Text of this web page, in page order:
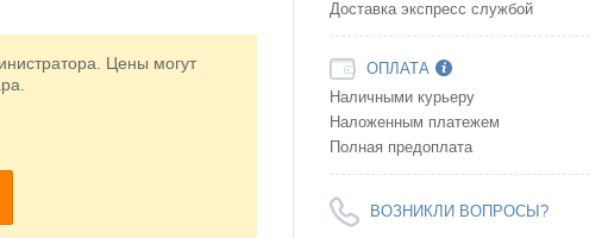
Цены могут
Доставка экспресс службой
ОПЛАТА
Наличными курьеру
Наложенным платежем
Полная предоплата
ВОЗНИКЛИ ВОПРОСЫ?